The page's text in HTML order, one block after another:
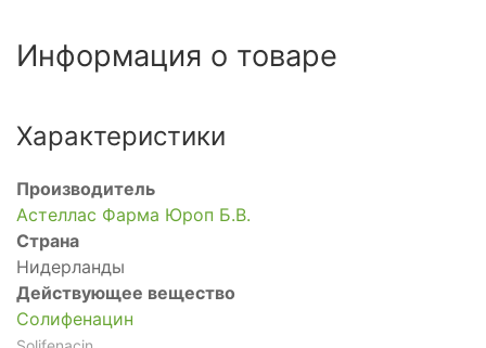
Информация о товаре
Характеристики
Производитель
Астеллас Фарма Юроп Б.В.
Страна
Нидерланды
Действующее вещество
Солифенацин